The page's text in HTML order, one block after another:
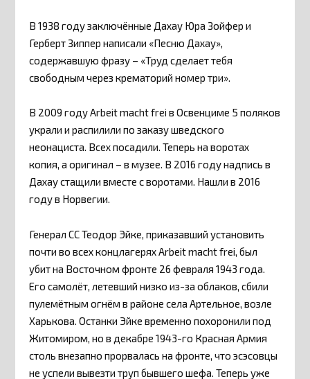
В 1938 году заключённые Дахау Юра Зойфер и
Герберт Зиппер написали «Песню Дахау»,
содержавшую фразу – «Труд сделает тебя
свободным через крематорий номер три».
В 2009 году Arbeit macht frei в Освенциме 5 поляков
украли и распилили по заказу шведского
неонациста. Всех посадили. Теперь на воротах
копия, а оригинал – в музее. В 2016 году надпись в
Дахау стащили вместе с воротами. Нашли в 2016
году в Норвегии.
Генерал СС Теодор Эйке, приказавший установить
почти во всех концлагерях Arbeit macht frei, был
убит на Восточном фронте 26 февраля 1943 года.
Его самолёт, летевший низко из-за облаков, сбили
пулемётным огнём в районе села Артельное, возле
Харькова. Останки Эйке временно похоронили под
Житомиром, но в декабре 1943-го Красная Армия
столь внезапно прорвалась на фронте, что эсэсовцы
не успели вывезти труп бывшего шефа. Теперь уже